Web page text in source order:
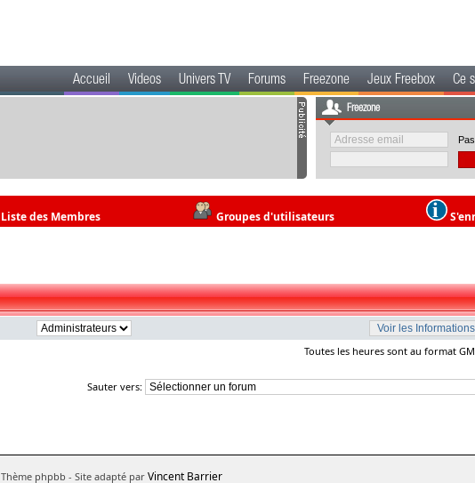
Accueil Videos Univers TV Forums Freezone Jeux Freebox Ce
Freezone
Liste des Membres Groupes d'utilisateurs
Toutes les heures sont au format
Sauter vers:
Thème phpbb - Site adapté par Vincent Barrier